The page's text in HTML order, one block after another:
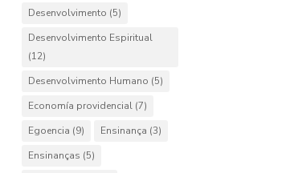
Desenvolvimento (5)
Desenvolvimento Espiritual
(12)
Desenvolvimento Humano (5)
Economía providencial (7)
Egoencia (9) Ensinança (3)
Ensinanças (5)